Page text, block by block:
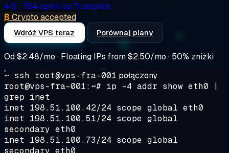
4.6 · 764 opinii na Trustpilot
₿ Crypto accepted
Wdróż VPS teraz Porównaj plany
Od$2.48/mo · Floating IPs from $2.50/mo · 50% zniżki
~ ssh root@vps-fra-001 połączony
root@vps-fra-001:~# ip -4 addr show eth0 |
grep inet
inet 198.51.100.42/24 scope global eth0
inet 198.51.100.51/24 scope global
secondary eth0
inet 198.51.100.73/24 scope global
secondary eth0